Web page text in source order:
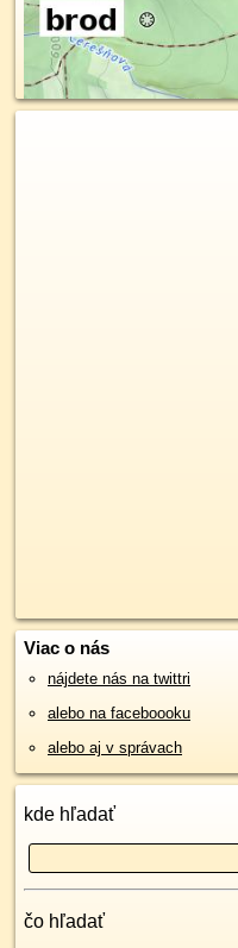
Viac o nás
nájdete nás na twittri
alebo na faceboooku
alebo aj v správach
kde hľadať
čo hľadať